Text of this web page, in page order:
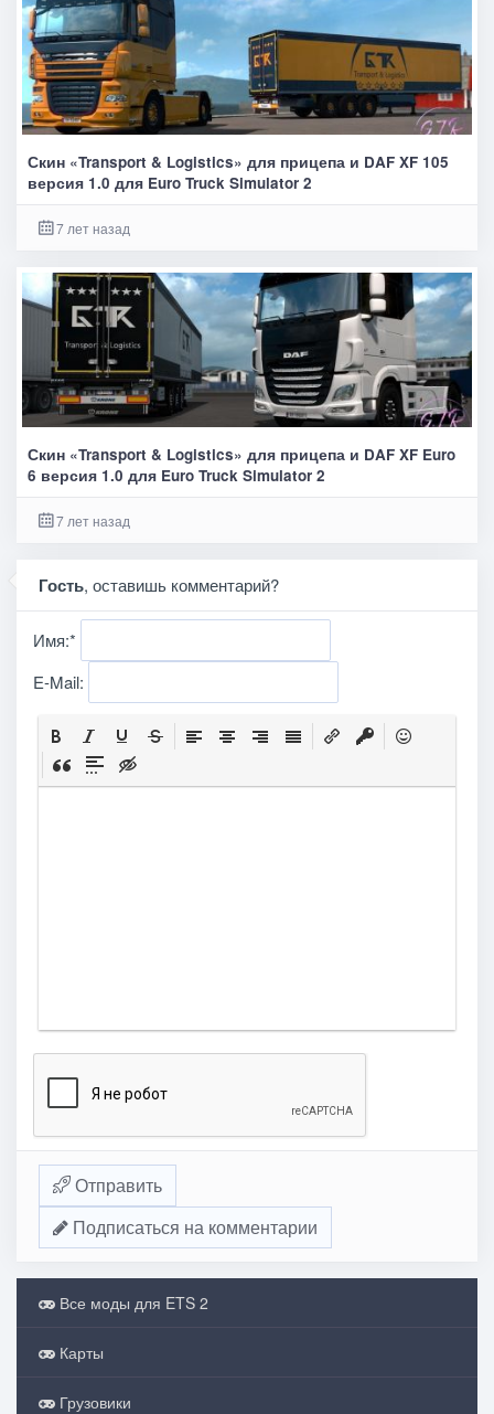
Скин «Transport & Logistics» для прицепа и DAF XF 105
версия 1.0 для Euro Truck Simulator 2
7 лет назад
Скин «Transport & Logistics» для прицепа и DAF XF Euro
6 версия 1.0 для Euro Truck Simulator 2
7 лет назад
Гость, оставишь комментарий?
Имя:*
E-Mail:
Отправить
Подписаться на комментарии
Все моды для ETS 2
Карты
Грузовики